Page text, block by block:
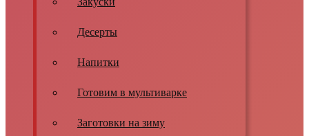
Десерты
Напитки
Готовим в мультиварке
Заготовки на зиму